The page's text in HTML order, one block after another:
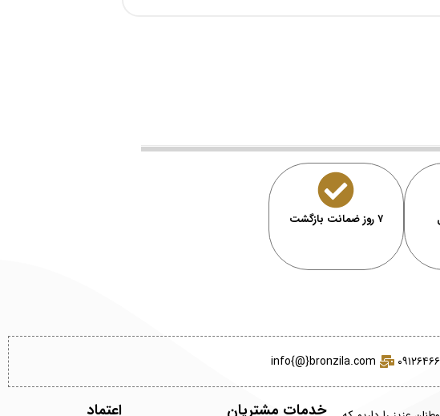
۷ روز ضمانت بازگشت
info{@}bronzila.com
خدمات مشتریان اعتماد